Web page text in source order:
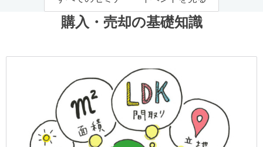
購入・売却の基礎知識